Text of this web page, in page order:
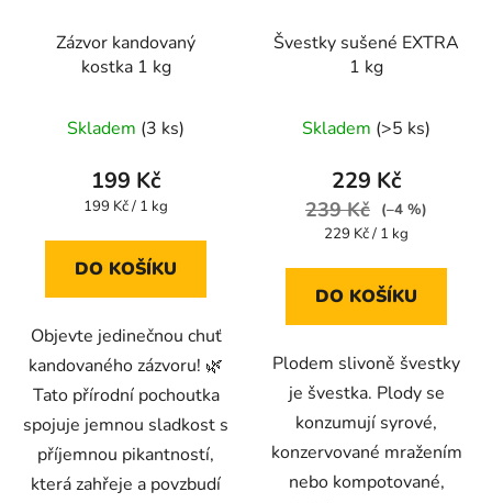
Zázvor kandovaný
kostka 1 kg
Skladem (3 ks)
199 Kč
Měrná
199 Kč / 1 kg
DO KOŠÍKU
Objevte jedinečnou chuť
kandovaného zázvoru! 🌿
Tato přírodní pochoutka
spojuje jemnou sladkost s
příjemnou pikantností,
která zahřeje a povzbudí
Švestky sušené EXTRA
1 kg
hodnocení
produktu
je
5,0
5
Skladem (>5 ks)
229 Kč
239 Kč
(–4 %)
Měrná
229 Kč / 1 kg
DO KOŠÍKU
Plodem slivoně švestky
je švestka. Plody se
konzumují syrové,
konzervované mražením
nebo kompotované,